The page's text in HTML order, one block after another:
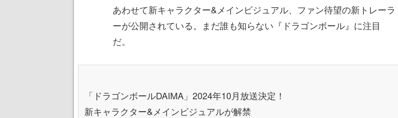
あわせて新キャラクター&メインビジュアル、ファン待望の新トレーラ
ーが公開されている。まだ誰も知らない『ドラゴンボール』に注目
だ。
「ドラゴンボールDAIMA」2024年10月放送決定！
新キャラクター&メインビジュアルが解禁